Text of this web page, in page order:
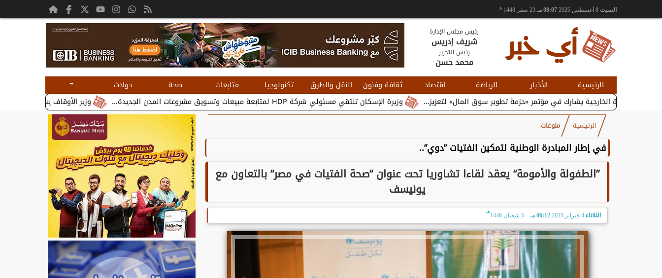
السبت 08:07 مـ 23 صفر 1448 هـ
رئيس مجلس الإدارة
شريف إدريس
رئيس التحرير
محمد حسن
الرئيسية الأخبار الرياضة اقتصاد ثقافة وفنون النقل والطرق تكنولوجيا متابعات صحة حوادث
=
وزير الأوقاف يستقبل بطريرك الأقباط
وزيرة الإسكان تلتقي مسئولي شركة HDP لمتابعة مبيعات وتسويق مشروعات المدن الجديدة... الخارجية يشارك في مؤتمر «حزمة تطوير سوق المال» لتعزيز...
الرئيسية منوعات
في إطار المبادرة الوطنية لتمكين الفتيات ”دوي”..
”الطفولة والأمومة” يعقد لقاءا تشاوريا تحت عنوان ”صحة الفتيات في مصر” بالتعاون مع
يونيسف
الثلاثاء 4 فبراير 2025 06:12 مـ 5 شعبان 1446
هـ